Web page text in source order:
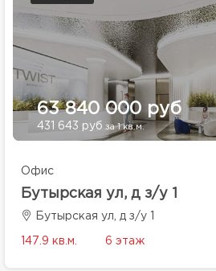
63 840 000 руб
431 643 руб за 1 кв.м.
Офис
Бутырская ул, д з/у 1
Бутырская ул, д з/у 1
147.9 кв.м. 6 этаж